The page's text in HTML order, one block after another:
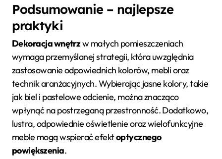
Podsumowanie – najlepsze
praktyki
Dekoracja wnętrzw małych pomieszczeniach
wymaga przemyślanej strategii, która uwzględnia
zastosowanie odpowiednich kolorów, mebli oraz
technik aranżacyjnych. Wybierając jasne kolory, takie
jak biel i pastelowe odcienie, można znacząco
wpłynąć na postrzeganą przestronność. Dodatkowo,
lustra, odpowiednie oświetlenie oraz wielofunkcyjne
meble mogą wspierać efektoptycznego
powiększenia.